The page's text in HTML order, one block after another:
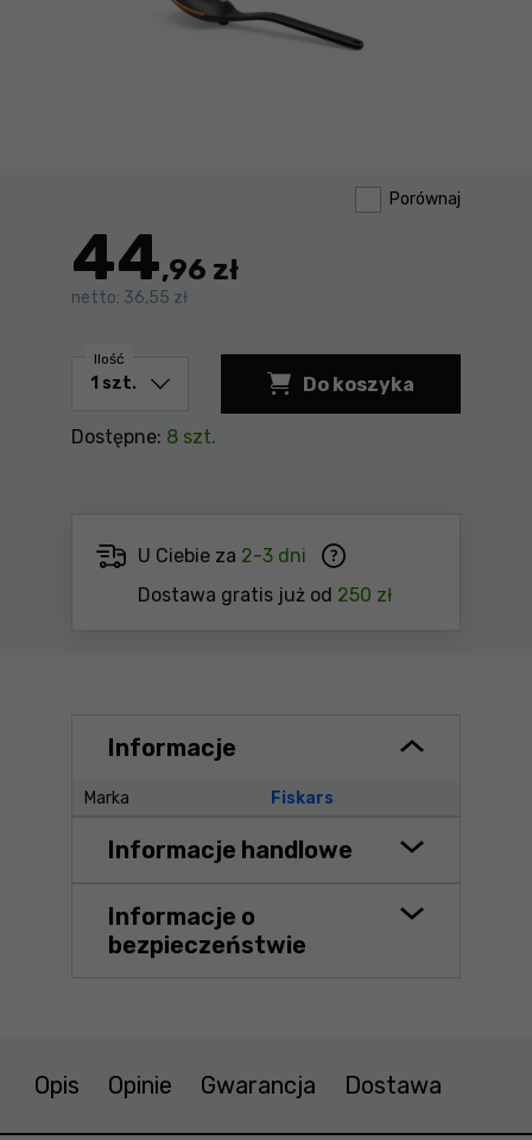
Porównaj
44,96 zł
netto: 36,55 zł
Ilość
Do koszyka
Łyżka Functional
Dostępne: 8 szt.
U Ciebie za 2-3 dni
Dostawa gratis już od 250 zł
Informacje
Marka Fiskars
Informacje handlowe
Informacje o
bezpieczeństwie
Opis Opinie Gwarancja Dostawa